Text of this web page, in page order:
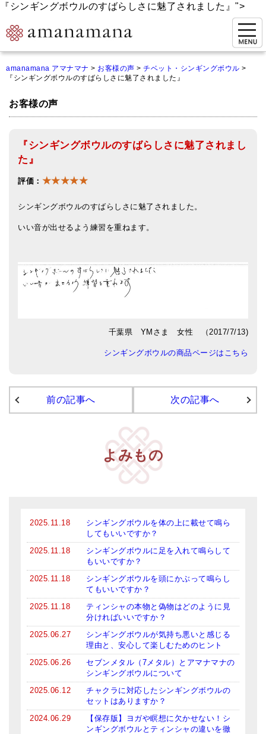
『シンギングボウルのすばらしさに魅了されました』">
ご来店予約（実店舗）
オンライン相談&購入
シンギングボウル講座
倍音呼吸法レッスン
オンラインショップ
商品一覧
人気の3点セット
特大シンギングボウル・特殊柄
スティック・マレット・リング（台座）
ベーシック・ティンシャ（4種）
チベット・真マントラ香
お香定期購入（ラクとくサブスク）
チベット高僧のオラクルカード
ベル＆ドルジェ
シンギングボウル入門本・CD
amanamana アマナマナ > お客様の声 > チベット・シンギングボウル >
『シンギングボウルのすばらしさに魅了されました』
お客様の声
『シンギングボウルのすばらしさに魅了されまし
た』
評価： ★★★★★
シンギングボウルのすばらしさに魅了されました。
いい音が出せるよう練習を重ねます。
千葉県 YMさま 女性 （2017/7/13)
シンギングボウルの商品ページはこちら
前の記事へ 次の記事へ
よみもの
2025.11.18
シンギングボウルを体の上に載せて鳴ら
してもいいですか？
2025.11.18
シンギングボウルに足を入れて鳴らして
もいいですか？
2025.11.18
シンギングボウルを頭にかぶって鳴らし
てもいいですか？
2025.11.18
ティンシャの本物と偽物はどのように見
分ければいいですか？
2025.06.27
シンギングボウルが気持ち悪いと感じる
理由と、安心して楽しむためのヒント
2025.06.26
セブンメタル（7メタル）とアマナマナの
シンギングボウルについて
2025.06.12
チャクラに対応したシンギングボウルの
セットはありますか？
2024.06.29
【保存版】ヨガや瞑想に欠かせない！シ
ンギングボウルとティンシャの違いを徹